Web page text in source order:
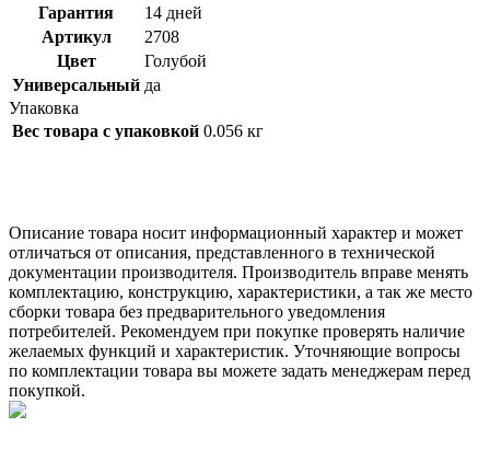
Гарантия
14 дней
Артикул
2708
Цвет
Голубой
Универсальный да
Упаковка
Вес товара с упаковкой 0.056 кг
Описание товара носит информационный характер и может
отличаться от описания, представленного в технической
документации производителя. Производитель вправе менять
комплектацию, конструкцию, характеристики, а так же место
сборки товара без предварительного уведомления
потребителей. Рекомендуем при покупке проверять наличие
желаемых функций и характеристик. Уточняющие вопросы
по комплектации товара вы можете задать менеджерам перед
покупкой.